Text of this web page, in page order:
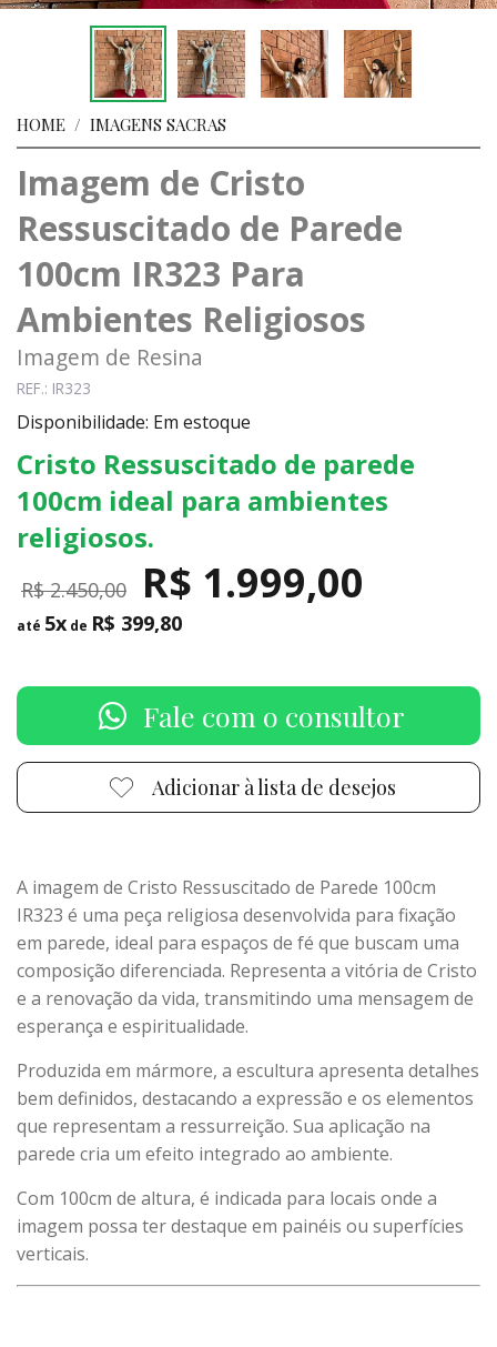
HOME / IMAGENS SACRAS
Imagem de Cristo
Ressuscitado de Parede
100cm IR323 Para
Ambientes Religiosos
Imagem de Resina
REF.: IR323
Disponibilidade: Em estoque
Cristo Ressuscitado de parede
100cm ideal para ambientes
religiosos.
R$ 2.450,00 R$ 1.999,00
até 5x de R$ 399,80
Fale com o consultor
Adicionar à lista de desejos
A imagem de Cristo Ressuscitado de Parede 100cm
IR323 é uma peça religiosa desenvolvida para fixação
em parede, ideal para espaços de fé que buscam uma
composição diferenciada. Representa a vitória de Cristo
e a renovação da vida, transmitindo uma mensagem de
esperança e espiritualidade.
Produzida em mármore, a escultura apresenta detalhes
bem definidos, destacando a expressão e os elementos
que representam a ressurreição. Sua aplicação na
parede cria um efeito integrado ao ambiente.
Com 100cm de altura, é indicada para locais onde a
imagem possa ter destaque em painéis ou superfícies
verticais.